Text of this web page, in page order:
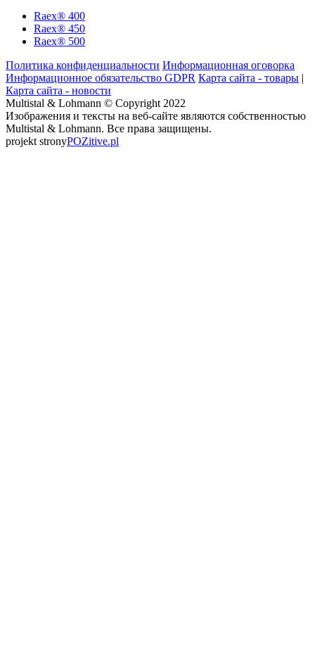
Raex® 400
Raex® 450
Raex® 500
Политика конфиденциальности Информационная оговорка
Информационное обязательство GDPR Карта сайта - товары |
Карта сайта - новости
Multistal & Lohmann © Copyright 2022
Изображения и тексты на веб-сайте являются собственностью
Multistal & Lohmann. Все права защищены.
projekt stronyPOZitive.pl